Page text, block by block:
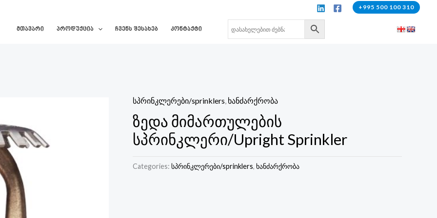
+995 500 100 310
Მთავარი Პროდუქცია Ჩვენს Შესახებ Კონტაქტი
სპრინკლერები/sprinklers, ხანძარქრობა
ზედა მიმართულების
სპრინკლერი/Upright Sprinkler
Categories: სპრინკლერები/sprinklers, ხანძარქრობა